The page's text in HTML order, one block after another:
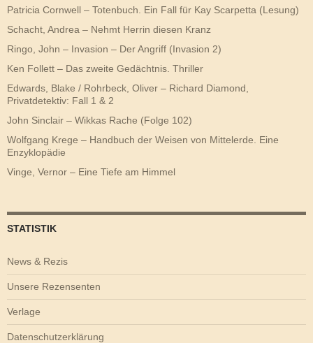
Patricia Cornwell – Totenbuch. Ein Fall für Kay Scarpetta (Lesung)
Schacht, Andrea – Nehmt Herrin diesen Kranz
Ringo, John – Invasion – Der Angriff (Invasion 2)
Ken Follett – Das zweite Gedächtnis. Thriller
Edwards, Blake / Rohrbeck, Oliver – Richard Diamond,
Privatdetektiv: Fall 1 & 2
John Sinclair – Wikkas Rache (Folge 102)
Wolfgang Krege – Handbuch der Weisen von Mittelerde. Eine
Enzyklopädie
Vinge, Vernor – Eine Tiefe am Himmel
STATISTIK
News & Rezis
Unsere Rezensenten
Verlage
Datenschutzerklärung